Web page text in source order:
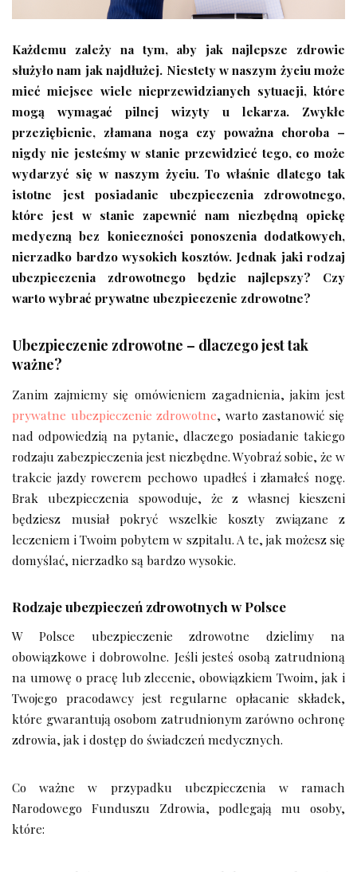
Każdemu zależy na tym, aby jak najlepsze zdrowie
służyło nam jak najdłużej. Niestety w naszym życiu może
mieć miejsce wiele nieprzewidzianych sytuacji, które
mogą wymagać pilnej wizyty u lekarza. Zwykłe
przeziębienie, złamana noga czy poważna choroba –
nigdy nie jesteśmy w stanie przewidzieć tego, co może
wydarzyć się w naszym życiu. To właśnie dlatego tak
istotne jest posiadanie ubezpieczenia zdrowotnego,
które jest w stanie zapewnić nam niezbędną opiekę
medyczną bez konieczności ponoszenia dodatkowych,
nierzadko bardzo wysokich kosztów. Jednak jaki rodzaj
ubezpieczenia zdrowotnego będzie najlepszy? Czy
warto wybrać prywatne ubezpieczenie zdrowotne?
Ubezpieczenie zdrowotne – dlaczego jest tak
ważne?
Zanim zajmiemy się omówieniem zagadnienia, jakim jest
prywatne ubezpieczenie zdrowotne, warto zastanowić się
nad odpowiedzią na pytanie, dlaczego posiadanie takiego
rodzaju zabezpieczenia jest niezbędne. Wyobraź sobie, że w
trakcie jazdy rowerem pechowo upadłeś i złamałeś nogę.
Brak ubezpieczenia spowoduje, że z własnej kieszeni
będziesz musiał pokryć wszelkie koszty związane z
leczeniem i Twoim pobytem w szpitalu. A te, jak możesz się
domyślać, nierzadko są bardzo wysokie.
Rodzaje ubezpieczeń zdrowotnych w Polsce
W Polsce ubezpieczenie zdrowotne dzielimy na
obowiązkowe i dobrowolne. Jeśli jesteś osobą zatrudnioną
na umowę o pracę lub zlecenie, obowiązkiem Twoim, jak i
Twojego pracodawcy jest regularne opłacanie składek,
które gwarantują osobom zatrudnionym zarówno ochronę
zdrowia, jak i dostęp do świadczeń medycznych.
Co ważne w przypadku ubezpieczenia w ramach
Narodowego Funduszu Zdrowia, podlegają mu osoby,
które: